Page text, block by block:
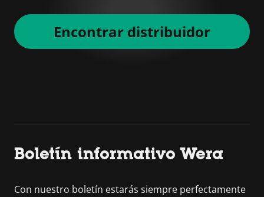
Encontrar distribuidor
Boletín informativo Wera
Con nuestro boletín estarás siempre perfectamente